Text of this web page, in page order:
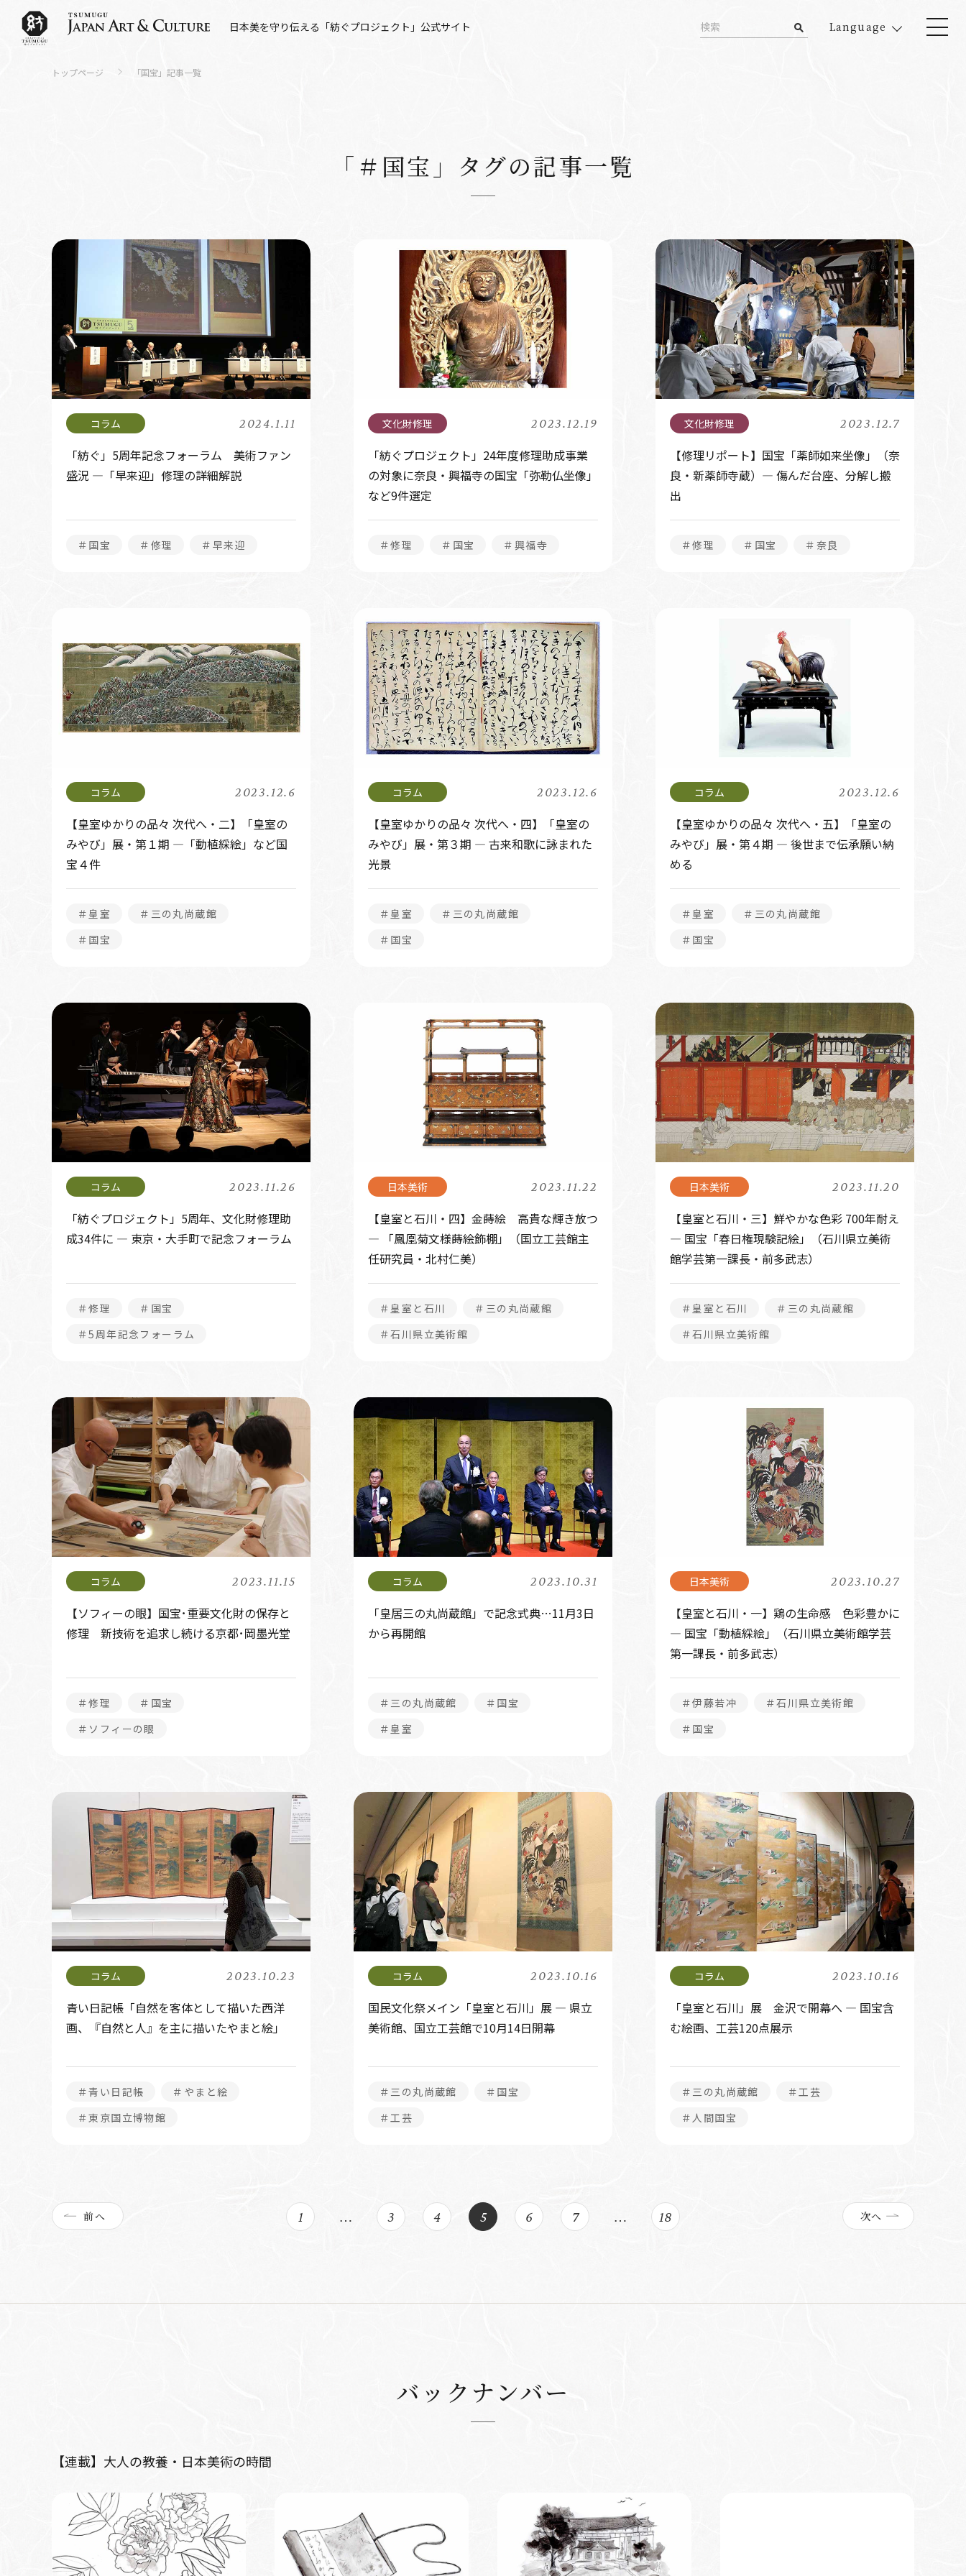
日本美を守り伝える「紡ぐプロジェクト」公式サイト Language
トップページ 「国宝」記事一覧
「＃国宝」タグの記事一覧
2024.1.11
「紡ぐ」5周年記念フォーラム 美術ファン
盛況 ―「早来迎」修理の詳細解説
＃国宝 ＃修理 ＃早来迎
2023.12.19
「紡ぐプロジェクト」24年度修理助成事業
の対象に奈良・興福寺の国宝「弥勒仏坐像」
など9件選定
＃修理 ＃国宝 ＃興福寺
2023.12.7
【修理リポート】国宝「薬師如来坐像」（奈
良・新薬師寺蔵）― 傷んだ台座、分解し搬
出
＃修理 ＃国宝 ＃奈良
2023.12.6
【皇室ゆかりの品々 次代へ・二】「皇室の
みやび」展・第１期 ―「動植綵絵」など国
宝４件
＃皇室
＃三の丸尚蔵館
＃国宝
2023.12.6
【皇室ゆかりの品々 次代へ・四】「皇室の
みやび」展・第３期 ― 古来和歌に詠まれた
光景
＃皇室
＃三の丸尚蔵館
＃国宝
2023.12.6
【皇室ゆかりの品々 次代へ・五】「皇室の
みやび」展・第４期 ― 後世まで伝承願い納
める
＃皇室
＃三の丸尚蔵館
＃国宝
2023.11.26
「紡ぐプロジェクト」5周年、文化財修理助
成34件に ― 東京・大手町で記念フォーラム
＃修理
＃国宝
＃5周年記念フォーラム
2023.11.22
【皇室と石川・四】金蒔絵 高貴な輝き放つ
― 「鳳凰菊文様蒔絵飾棚」（国立工芸館主
任研究員・北村仁美）
＃皇室と石川
＃三の丸尚蔵館
＃石川県立美術館
2023.11.20
【皇室と石川・三】鮮やかな色彩 700年耐え
― 国宝「春日権現験記絵」（石川県立美術
館学芸第一課長・前多武志）
＃皇室と石川
＃三の丸尚蔵館
＃石川県立美術館
2023.11.15
【ソフィーの眼】国宝･重要文化財の保存と
修理 新技術を追求し続ける京都･岡墨光堂
＃修理
＃国宝
＃ソフィーの眼
2023.10.31
「皇居三の丸尚蔵館」で記念式典…11月3日
から再開館
＃三の丸尚蔵館
＃国宝
＃皇室
2023.10.27
【皇室と石川・一】鶏の生命感 色彩豊かに
― 国宝「動植綵絵」（石川県立美術館学芸
第一課長・前多武志）
＃伊藤若冲
＃石川県立美術館
＃国宝
2023.10.23
青い日記帳「自然を客体として描いた西洋
画、『自然と人』を主に描いたやまと絵」
＃青い日記帳
＃やまと絵
＃東京国立博物館
2023.10.16
国民文化祭メイン「皇室と石川」展 ― 県立
美術館、国立工芸館で10月14日開幕
＃三の丸尚蔵館
＃国宝
＃工芸
2023.10.16
「皇室と石川」展 金沢で開幕へ ― 国宝含
む絵画、工芸120点展示
＃三の丸尚蔵館
＃工芸
＃人間国宝
前へ 1 … 3 4 5 6 7 … 18 次へ
バックナンバー
【連載】大人の教養・日本美術の時間